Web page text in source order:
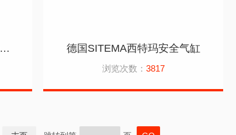
IFM德国易福门传感器SI5000价格低至全国 德国SITEMA西特玛安全气缸
浏览次数： 3817